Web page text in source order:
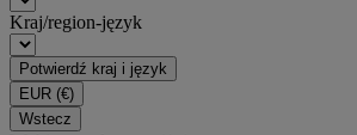
Kraj/region-język
Potwierdź kraj i język
EUR (€)
Wstecz